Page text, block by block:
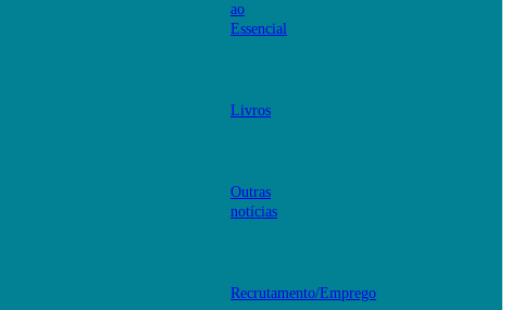
ao
Essencial
Livros
Outras
notícias
Recrutamento/Emprego